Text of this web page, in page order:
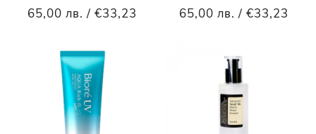
65,00 лв. / €33,23 65,00 лв. / €33,23